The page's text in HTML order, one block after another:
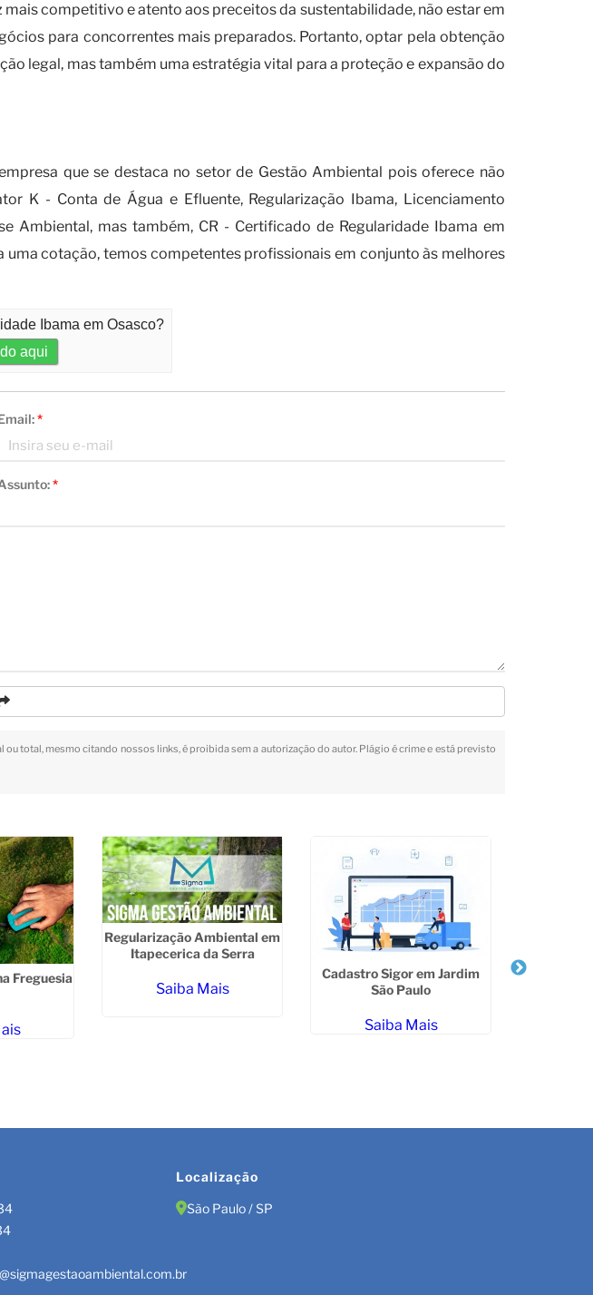
competitivo e atento aos preceitos da sustentabilidade, não estar em
para concorrentes mais preparados. Portanto, optar pela obtenção
legal, mas também uma estratégia vital para a proteção e expansão do
que se destaca no setor de Gestão Ambiental pois oferece não
K - Conta de Água e Efluente, Regularização Ibama, Licenciamento
Ambiental, mas também, CR - Certificado de Regularidade Ibama em
cotação, temos competentes profissionais em conjunto às melhores
Ibama em Osasco?
aqui
*
*
ou total, mesmo citando nossos links, é proibida sem a autorização do autor. Plágio é crime e está previsto
Freguesia
Regularização Ambiental em
Itapecerica da Serra
Saiba Mais
Cadastro Sigor em Jardim
São Paulo
Saiba Mais
Localização
São Paulo / SP